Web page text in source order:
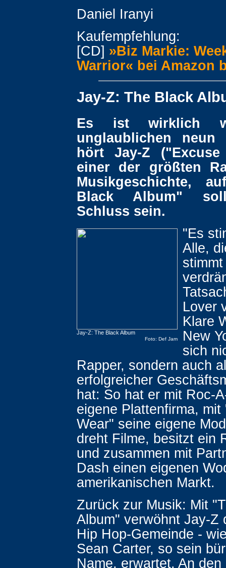
Daniel Iranyi
Kaufempfehlung:
[CD] »Biz Markie:
Warrior« bei Amazon
Jay-Z: The Black
Es ist wirklich
unglaublichen neun
hört Jay-Z
einer der größten
Musikgeschichte,
Black Album"
Schluss sein.
Jay-Z: The Black Album
Foto: Def Jam
"Es
Alle,
Lover
Klare
New
sich
Rapper, sondern auch
erfolgreicher
hat: So hat er mit Roc-
eigene Plattenfirma, mit
Wear" seine eigene
dreht Filme, besitzt ein
und zusammen mit
Dash einen eigenen
amerikanischen Markt.
Zurück zur Musik: Mit
Album" verwöhnt Jay-Z
Hip Hop-Gemeinde -
Sean Carter, so sein
Name, erwartet. An den